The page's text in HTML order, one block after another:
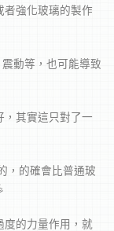
者強化玻璃的製作
動等，也可能導致
，其實這只對了一
，的確會比普通玻
度的力量作用，就